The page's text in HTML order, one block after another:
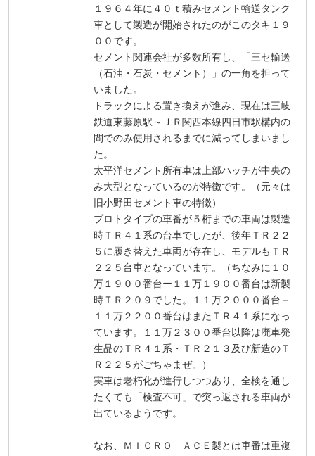
１９６４年に４０ｔ積みセメント輸送タンク
車として製造が開始されたのがこのタキ１９
００です。
セメント関連会社が多数所有し、「三セ輸送
（石油・石炭・セメント）」の一角を担って
いました。
トラックによる置き換えが進み、現在は三岐
鉄道東藤原駅～ＪＲ関西本線四日市駅構内の
間でのみ使用されるまでに減ってしまいまし
た。
太平洋セメント所有車は上部ハッチが中央の
み大型となっているのが特徴です。（元々は
旧小野田セメント車の特徴）
プロトタイプの車番が５桁までの車両は製造
時ＴＲ４１系の台車でしたが、後年ＴＲ２２
５に履き替えた車両が存在し、モデルもＴＲ
２２５台車となっています。（ちなみに１０
万１９００番台ー１１万１９００番台は新製
時ＴＲ２０９でした。１１万２０００番台－
１１万２２００番台はまたＴＲ４１系になっ
ています。１１万２３００番台以降は廃車発
生品のＴＲ４１系・ＴＲ２１３及び新造のＴ
Ｒ２２５がごちゃまぜ。）
実車は老朽化が進行しつつあり、全検を通し
たくても「検査不可」で突っ返される車両が
出ているようです。
なお、ＭＩＣＲＯ ＡＣＥ製とは車番は重複